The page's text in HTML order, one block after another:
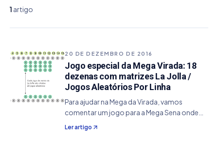
1 artigo
20 DE DEZEMBRO DE 2016
Jogo especial da Mega Virada: 18
dezenas com matrizes La Jolla /
Jogos Aleatórios Por Linha
Para ajudar na Mega da Virada, vamos
comentar um jogo para a Mega Sena onde
iremos usar dois conceitos para a geração
de nossos jogos: Matrizes La Jolla e os Jogos
Ler artigo